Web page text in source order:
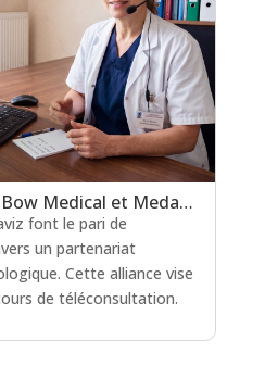
Santé connectée : Bow Medical et Medaviz scellent une alliance technologique
font le pari de
un partenariat
Cette alliance vise
de téléconsultation.